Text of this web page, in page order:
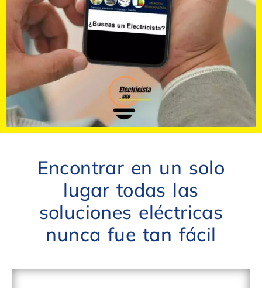
Encontrar en un solo
lugar todas las
soluciones eléctricas
nunca fue tan fácil